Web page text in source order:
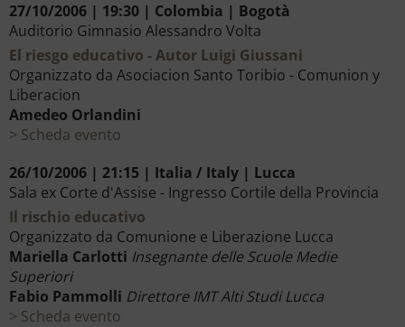
27/10/2006 | 19:30 | Colombia | Bogotà
Auditorio Gimnasio Alessandro Volta
El riesgo educativo - Autor Luigi Giussani
Organizzato da Asociacion Santo Toribio - Comunion y
Liberacion
Amedeo Orlandini
Scheda evento
26/10/2006 | 21:15 | Italia / Italy | Lucca
Sala ex Corte d'Assise - Ingresso Cortile della Provincia
Il rischio educativo
Organizzato da Comunione e Liberazione Lucca
Mariella Carlotti Insegnante delle Scuole Medie
Superiori
Fabio Pammolli Direttore IMT Alti Studi Lucca
Scheda evento